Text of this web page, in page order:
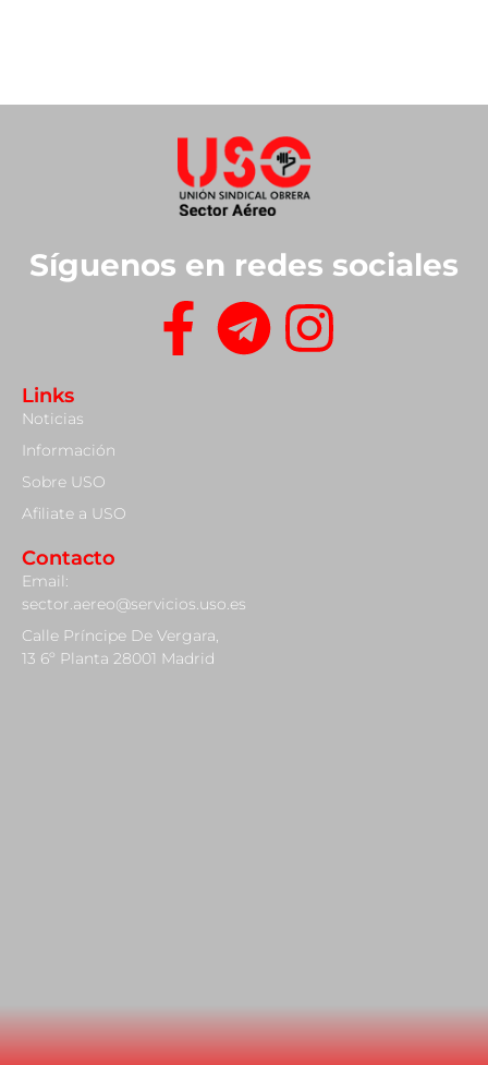
Síguenos en redes sociales
Links
Noticias
Información
Sobre USO
Afiliate a USO
Contacto
Email:
sector.aereo@servicios.uso.es
Calle Príncipe De Vergara,
13 6º Planta 28001 Madrid